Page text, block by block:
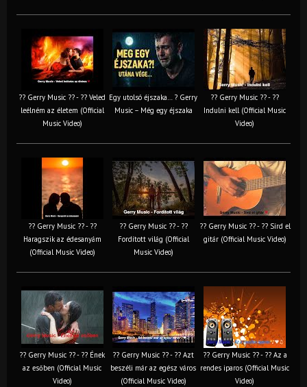
?? Gerry Music ?? - ?? Veled
leélném az életem (Official
Music Video)
Egy utolsó éjszaka… ? Gerry
Music – Még egy éjszaka
?? Gerry Music ?? - ??
Indulni kell (Official Music
Video)
?? Gerry Music ?? - ??
Haragszik az édesanyám
(Official Music Video)
?? Gerry Music ?? - ??
Fordított világ (Official
Music Video)
?? Gerry Music ?? - ?? Sírd el
gitár (Official Music Video)
?? Gerry Music ?? - ?? Ének
az esőben (Official Music
Video)
?? Gerry Music ?? - ?? Azt
beszéli már az egész város
(Official Music Video)
?? Gerry Music ?? - ?? Az a
rendes iparos (Official Music
Video)